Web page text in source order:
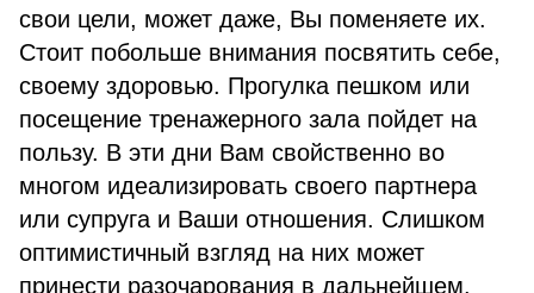
свои цели, может даже, Вы поменяете их.
Стоит побольше внимания посвятить себе,
своему здоровью. Прогулка пешком или
посещение тренажерного зала пойдет на
пользу. В эти дни Вам свойственно во
многом идеализировать своего партнера
или супруга и Ваши отношения. Слишком
оптимистичный взгляд на них может
принести разочарования в дальнейшем.